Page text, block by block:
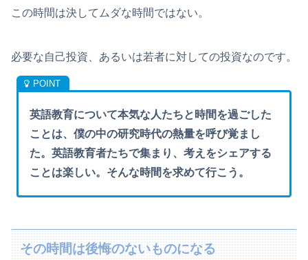
この時間は決してムダな時間ではない。
必要な自己投資、あるいは若者に対しての投資なのです。
英語教育について本気な人たちと時間を過ごした
ことは、僕の中の研究時代の熱量を呼び覚まし
た。英語教育者たちで集まり、考えをシェアする
ことは楽しい。そんな時間を求めて行こう。
その時間は後悔のないものになる